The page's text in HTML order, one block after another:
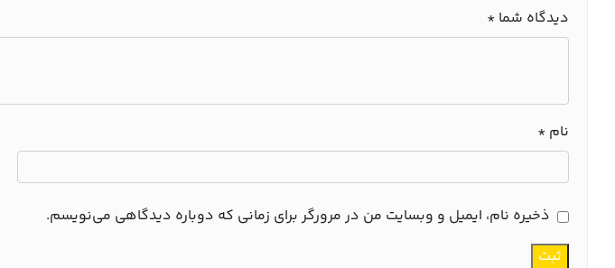
دیدگاه شما *
نام *
ذخیره نام، ایمیل و وبسایت من در مرورگر برای زمانی که دوباره دیدگاهی می‌نویسم.